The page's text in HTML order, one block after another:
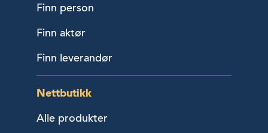
Finn person
Finn aktør
Finn leverandør
Nettbutikk
Alle produkter